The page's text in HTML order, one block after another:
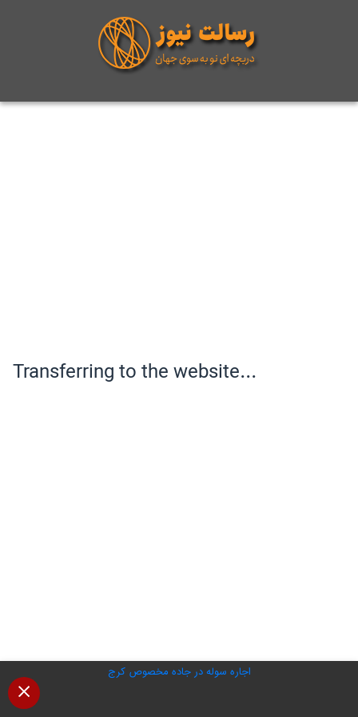
اجاره سوله در جاده مخصوص کرج